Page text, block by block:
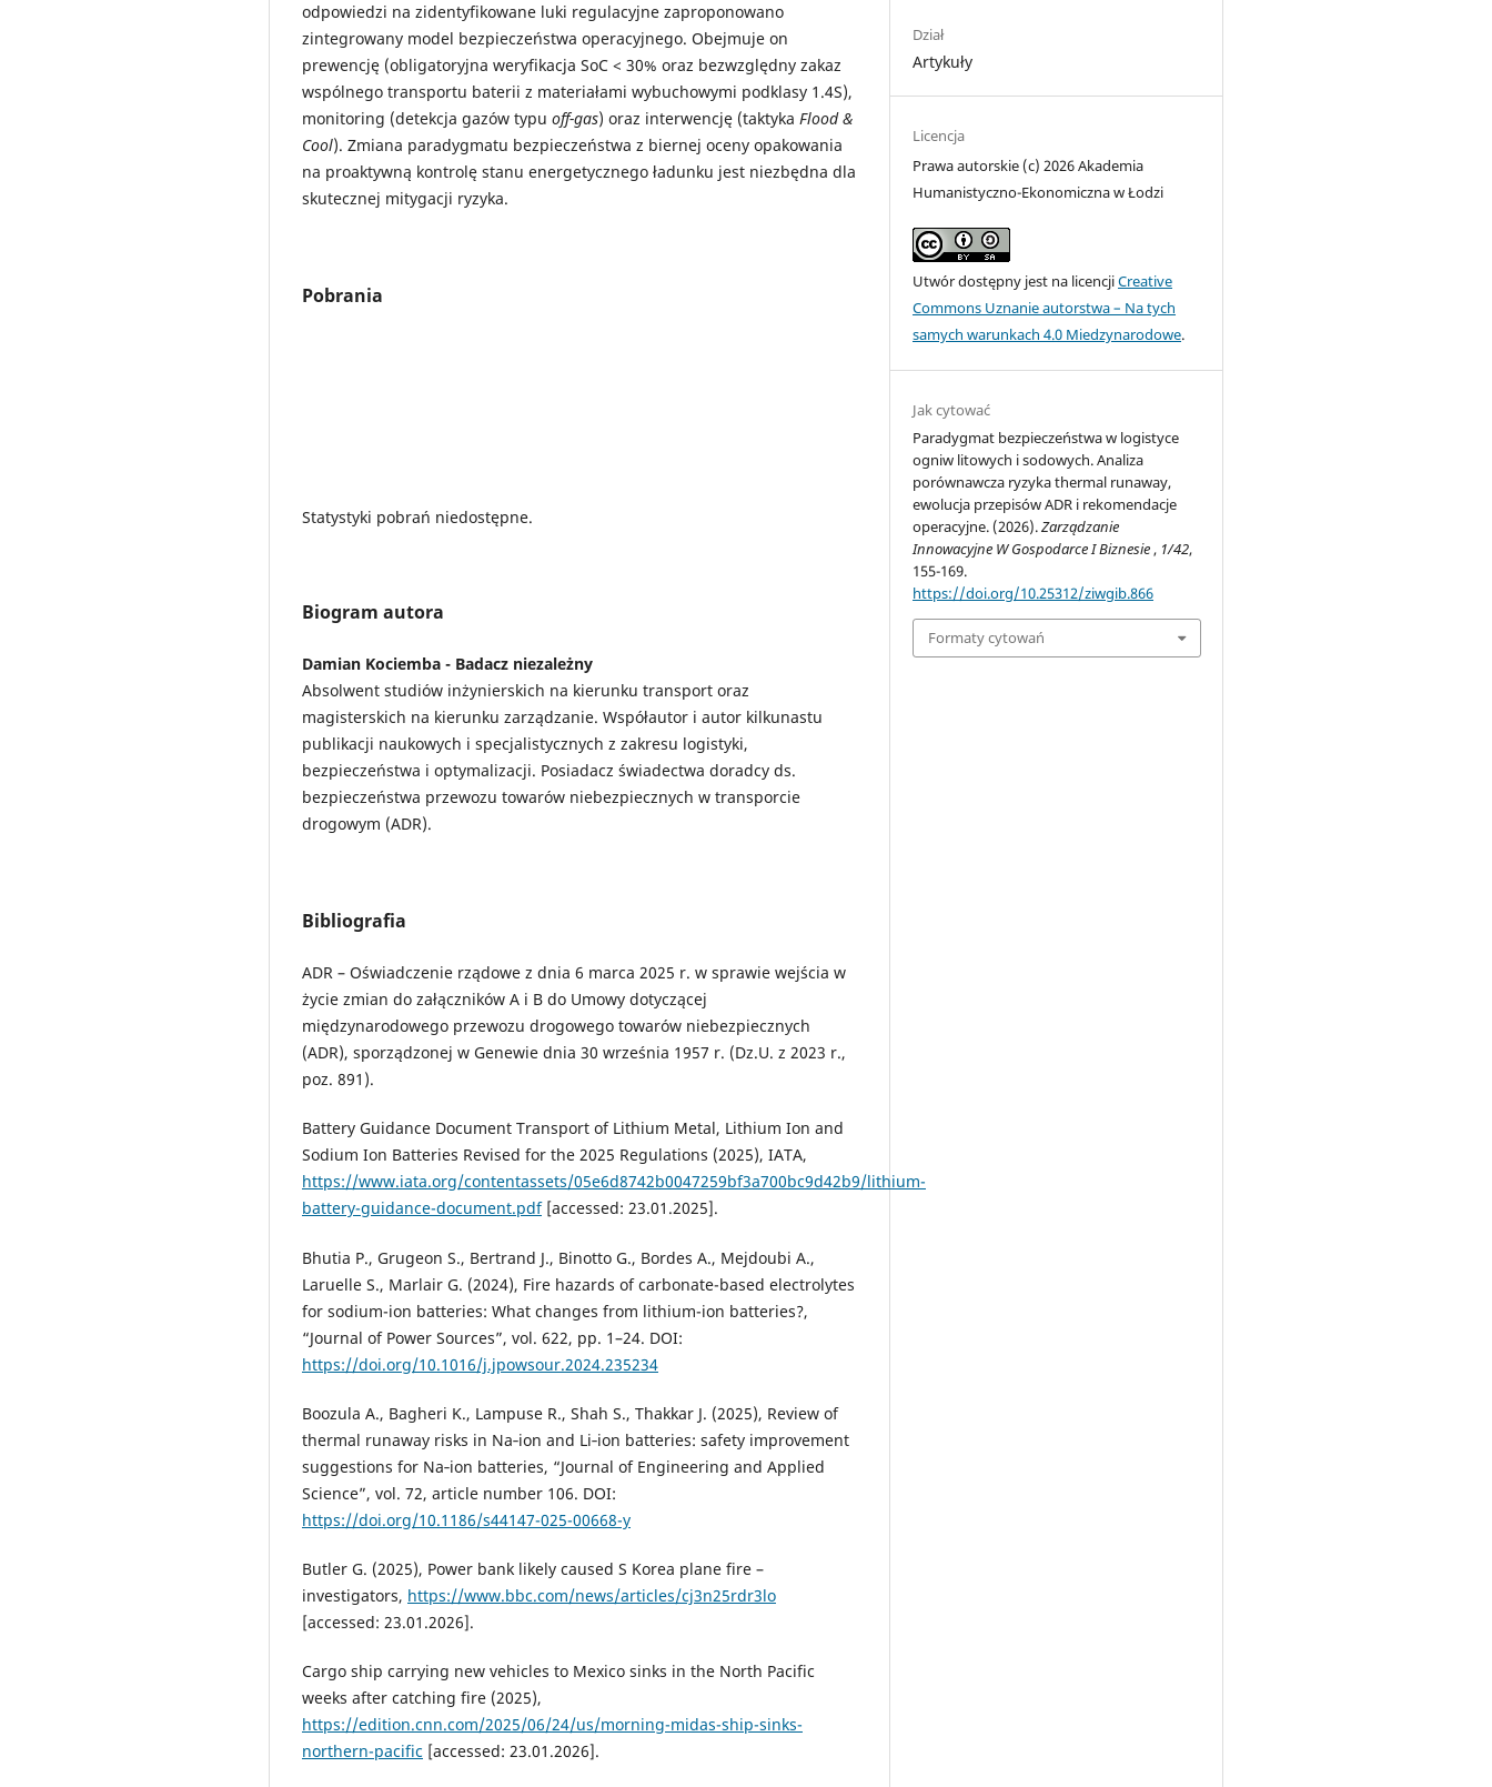
odpowiedzi na zidentyfikowane luki regulacyjne zaproponowano
zintegrowany model bezpieczeństwa operacyjnego. Obejmuje on
prewencję (obligatoryjna weryfikacja SoC < 30% oraz bezwzględny zakaz
wspólnego transportu baterii z materiałami wybuchowymi podklasy 1.4S),
monitoring (detekcja gazów typu off-gas) oraz interwencję (taktyka Flood &
Cool). Zmiana paradygmatu bezpieczeństwa z biernej oceny opakowania
na proaktywną kontrolę stanu energetycznego ładunku jest niezbędna dla
skutecznej mitygacji ryzyka.
Pobrania
Statystyki pobrań niedostępne.
Biogram autora
Damian Kociemba - Badacz niezależny
Absolwent studiów inżynierskich na kierunku transport oraz
magisterskich na kierunku zarządzanie. Współautor i autor kilkunastu
publikacji naukowych i specjalistycznych z zakresu logistyki,
bezpieczeństwa i optymalizacji. Posiadacz świadectwa doradcy ds.
bezpieczeństwa przewozu towarów niebezpiecznych w transporcie
drogowym (ADR).
Bibliografia
ADR – Oświadczenie rządowe z dnia 6 marca 2025 r. w sprawie wejścia w
życie zmian do załączników A i B do Umowy dotyczącej
międzynarodowego przewozu drogowego towarów niebezpiecznych
(ADR), sporządzonej w Genewie dnia 30 września 1957 r. (Dz.U. z 2023 r.,
poz. 891).
Battery Guidance Document Transport of Lithium Metal, Lithium Ion and
Sodium Ion Batteries Revised for the 2025 Regulations (2025), IATA,
https://www.iata.org/contentassets/05e6d8742b0047259bf3a700bc9d42b9/lithium-
battery-guidance-document.pdf[accessed: 23.01.2025].
Bhutia P., Grugeon S., Bertrand J., Binotto G., Bordes A., Mejdoubi A.,
Laruelle S., Marlair G. (2024), Fire hazards of carbonate-based electrolytes
for sodium-ion batteries: What changes from lithium-ion batteries?,
“Journal of Power Sources”, vol. 622, pp. 1–24. DOI:
https://doi.org/10.1016/j.jpowsour.2024.235234
Boozula A., Bagheri K., Lampuse R., Shah S., Thakkar J. (2025), Review of
thermal runaway risks in Na‑ion and Li‑ion batteries: safety improvement
suggestions for Na‑ion batteries, “Journal of Engineering and Applied
Science”, vol. 72, article number 106. DOI:
https://doi.org/10.1186/s44147-025-00668-y
Butler G. (2025), Power bank likely caused S Korea plane fire –
investigators, https://www.bbc.com/news/articles/cj3n25rdr3lo
[accessed: 23.01.2026].
Cargo ship carrying new vehicles to Mexico sinks in the North Pacific
weeks after catching fire (2025),
https://edition.cnn.com/2025/06/24/us/morning-midas-ship-sinks-
northern-pacific [accessed: 23.01.2026].
Dział
Artykuły
Licencja
Prawa autorskie (c) 2026 Akademia
Humanistyczno-Ekonomiczna w Łodzi
Utwór dostępny jest na licencjiCreative
Commons Uznanie autorstwa – Na tych
samych warunkach 4.0 Miedzynarodowe.
Jak cytować
Paradygmat bezpieczeństwa w logistyce
ogniw litowych i sodowych. Analiza
porównawcza ryzyka thermal runaway,
ewolucja przepisów ADR i rekomendacje
operacyjne. (2026).Zarządzanie
Innowacyjne W Gospodarce I Biznesie, 1/42,
155-169.
https://doi.org/10.25312/ziwgib.866
Formaty cytowań